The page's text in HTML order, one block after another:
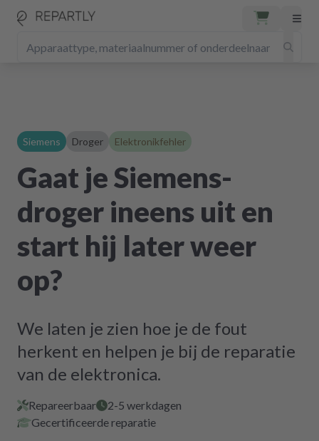
Siemens Droger Elektronikfehler
Gaat je Siemens-
droger ineens uit en
start hij later weer
op?
We laten je zien hoe je de fout
herkent en helpen je bij de reparatie
van de elektronica.
Repareerbaar
2-5 werkdagen
Gecertificeerde reparatie